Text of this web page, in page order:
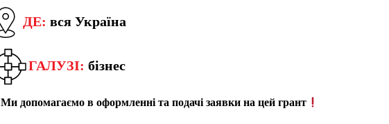
ДЕ: вся Україна
ГАЛУЗІ: бізнес
Ми допомагаємо в оформленні та подачі заявки на цей грант